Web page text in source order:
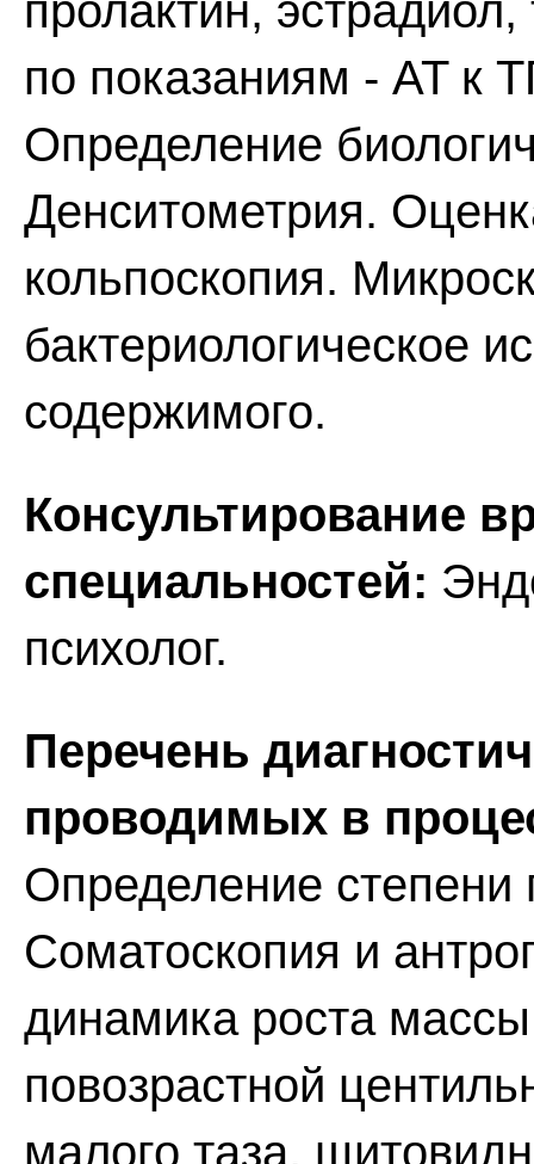
пролактин,
по показаниям - AT к
Определение
Денситометрия.
кольпоскопия.
бактериологическое
содержимого.
Консультирование
специальностей:
психолог.
Перечень
проводимых в
Определение степени
Соматоскопия и
динамика роста
повозрастной
малого таза,